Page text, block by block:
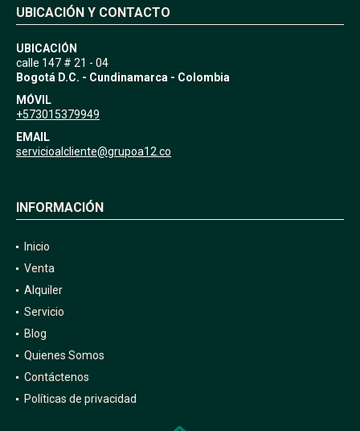
UBICACIÓN Y CONTACTO
UBICACIÓN
calle 147 # 21 - 04
Bogotá D.C. - Cundinamarca - Colombia
MÓVIL
+573015379949
EMAIL
servicioalcliente@grupoa12.co
INFORMACIÓN
Inicio
Venta
Alquiler
Servicio
Blog
Quienes Somos
Contáctenos
Políticas de privacidad